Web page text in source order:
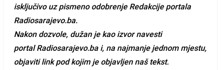
isključivo uz pismeno odobrenje Redakcije portala
Radiosarajevo.ba.
Nakon dozvole, dužan je kao izvor navesti
portal Radiosarajevo.ba i, na najmanje jednom mjestu,
objaviti link pod kojim je objavljen naš tekst.